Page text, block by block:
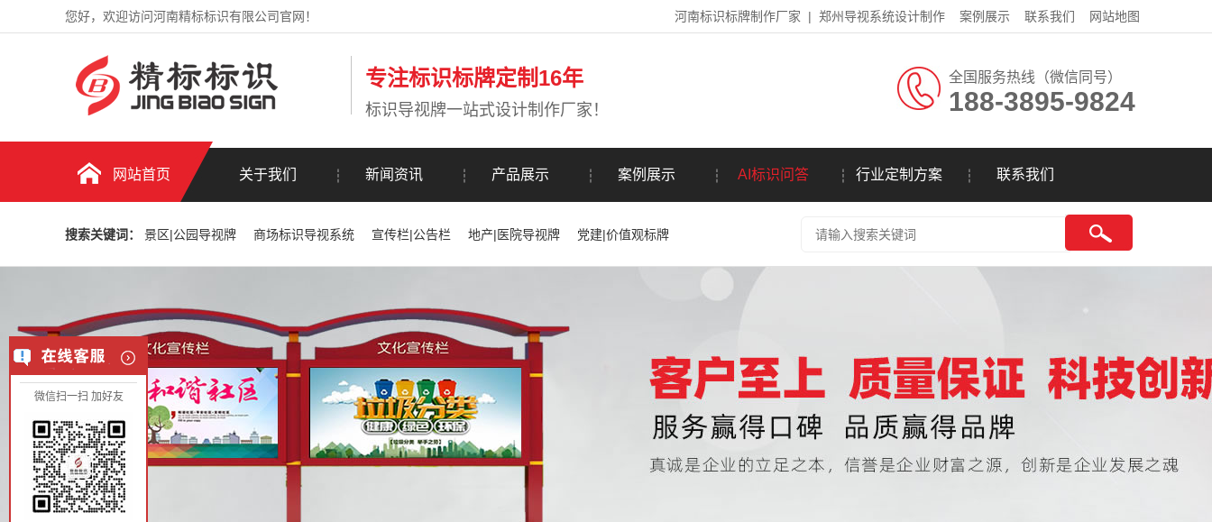
您好，欢迎访问河南精标标识有限公司官网！ 河南标识标牌制作厂家 | 郑州导视系统设计制作 案例展示 联系我们 网站地图
专注标识标牌定制16年
标识导视牌一站式设计制作厂家！
全国服务热线（微信同号）
188-3895-9824
网站首页 关于我们 新闻资讯 产品展示 案例展示 AI标识问答 行业定制方案 联系我们
搜索关键词： 景区|公园导视牌 商场标识导视系统 宣传栏|公告栏 地产|医院导视牌 党建|价值观标牌
微信扫一扫 加好友